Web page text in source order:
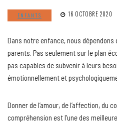
ENFANTS 16 OCTOBRE 2020
Dans notre enfance, nous dépendons
parents. Pas seulement sur le plan
pas capables de subvenir à leurs
émotionnellement et
Donner de l’amour, de l’affection, du
compréhension est l’une des